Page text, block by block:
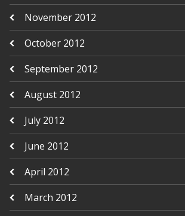
November 2012
October 2012
September 2012
August 2012
July 2012
June 2012
April 2012
March 2012